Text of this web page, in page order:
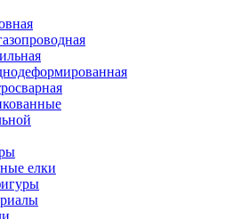
елки